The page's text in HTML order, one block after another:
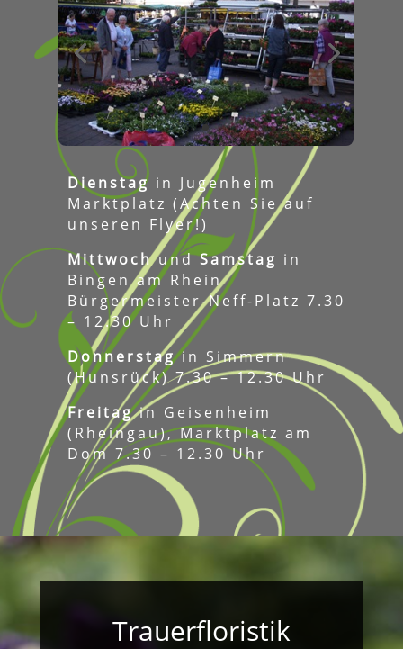
Dienstagin Jugenheim
Marktplatz (Achten Sie auf
unseren Flyer!)
MittwochundSamstag in
Bingen am Rhein
Bürgermeister-Neff-Platz 7.30
– 12.30 Uhr
Donnerstagin Simmern
(Hunsrück) 7.30 – 12.30 Uhr
Freitagin Geisenheim
(Rheingau), Marktplatz am
Dom 7.30 – 12.30 Uhr
Trauerfloristik